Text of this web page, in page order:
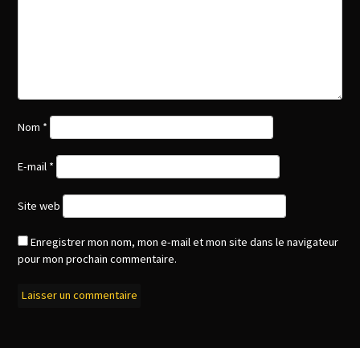
Nom *
E-mail *
Site web
Enregistrer mon nom, mon e-mail et mon site dans le navigateur
pour mon prochain commentaire.